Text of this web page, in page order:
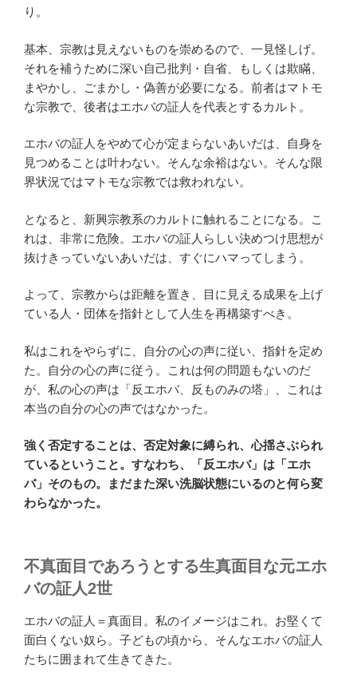
り。
基本、宗教は見えないものを崇めるので、一見怪しげ。
それを補うために深い自己批判・自省、もしくは欺瞞、
まやかし、ごまかし・偽善が必要になる。前者はマトモ
な宗教で、後者はエホバの証人を代表とするカルト。
エホバの証人をやめて心が定まらないあいだは、自身を
見つめることは叶わない。そんな余裕はない。そんな限
界状況ではマトモな宗教では救われない。
となると、新興宗教系のカルトに触れることになる。こ
れは、非常に危険。エホバの証人らしい決めつけ思想が
抜けきっていないあいだは、すぐにハマってしまう。
よって、宗教からは距離を置き、目に見える成果を上げ
ている人・団体を指針として人生を再構築すべき。
私はこれをやらずに、自分の心の声に従い、指針を定め
た。自分の心の声に従う。これは何の問題もないのだ
が、私の心の声は「反エホバ、反ものみの塔」、これは
本当の自分の心の声ではなかった。
強く否定することは、否定対象に縛られ、心揺さぶられ
ているということ。すなわち、「反エホバ」は「エホ
バ」そのもの。まだまた深い洗脳状態にいるのと何ら変
わらなかった。
不真面目であろうとする生真面目な元エホ
バの証人2世
エホバの証人＝真面目。私のイメージはこれ。お堅くて
面白くない奴ら。子どもの頃から、そんなエホバの証人
たちに囲まれて生きてきた。